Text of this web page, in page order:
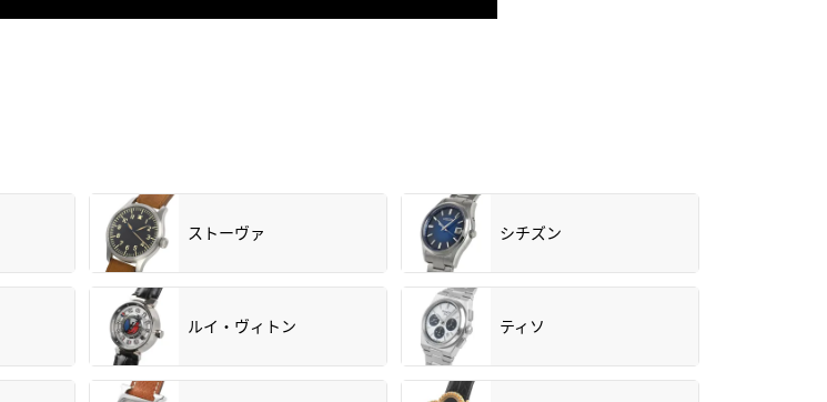
ストーヴァ シチズン
ルイ・ヴィトン ティソ